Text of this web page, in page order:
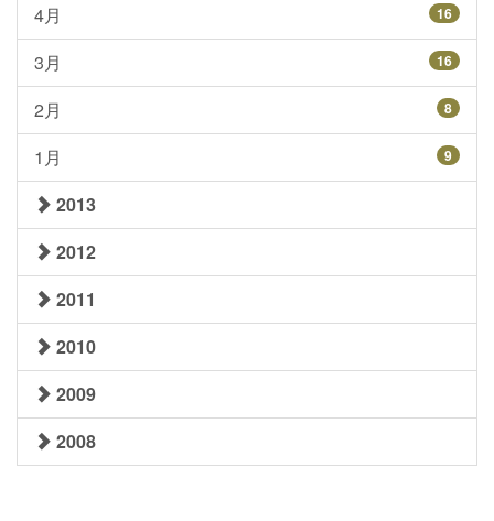
4月 16
3月 16
2月 8
1月 9
2013
2012
2011
2010
2009
2008